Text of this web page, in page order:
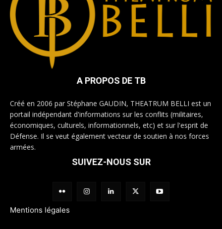
A PROPOS DE TB
Créé en 2006 par Stéphane GAUDIN, THEATRUM BELLI est un
portail indépendant d'informations sur les conflits (militaires,
économiques, culturels, informationnels, etc) et sur l'esprit de
Défense. Il se veut également vecteur de soutien à nos forces
armées.
SUIVEZ-NOUS SUR
Mentions légales